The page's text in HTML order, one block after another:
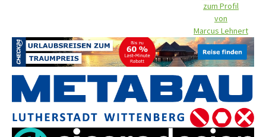
zum Profil
von
Marcus Lehnert